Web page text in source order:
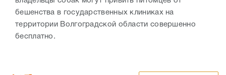
бешенства в государственных клиниках на
территории Волгоградской области совершенно
бесплатно.